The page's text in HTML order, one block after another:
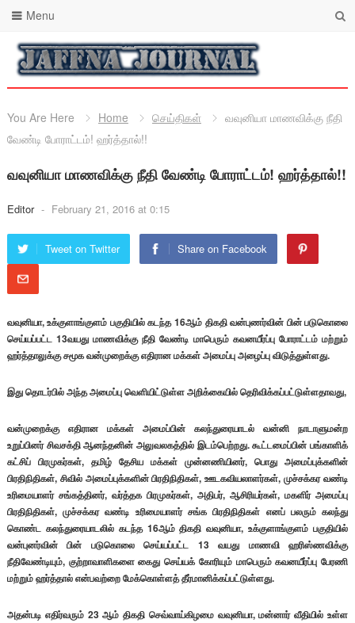
Menu
You Are Here Home செய்திகள்
வவுனியா மாணவிக்கு நீதி
வேண்டி போராட்டம்! ஹர்த்தால்!!
வவுனியா மாணவிக்கு நீதி வேண்டி போராட்டம்! ஹர்த்தால்!!
Editor - February 21, 2016 at 0:15
Tweet on Twitter Share on Facebook
வவுனியா, உக்குளாங்குளம் பகுதியில் கடந்த 16ஆம் திகதி வன்புணர்வின் பின் படுகொலை
செய்யப்பட்ட 13வயது மாணவிக்கு நீதி வேண்டி மாபெரும் கவனயீர்ப்பு போராட்டம் மற்றும்
ஹர்த்தாலுக்கு சமூக வன்முறைக்கு எதிரான மக்கள் அமைப்பு அழைப்பு விடுத்துள்ளது.
இது தொடர்பில் அந்த அமைப்பு வெளியிட்டுள்ள அறிக்கையில் தெரிவிக்கப்பட்டுள்ளதாவது,
வன்முறைக்கு எதிரான மக்கள் அமைப்பின் கலந்துரையாடல் வன்னி நாடாளுமன்ற
உறுப்பினர் சிவசக்தி ஆனந்தனின் அலுவலகத்தில் இடம்பெற்றது. கூட்டமைப்பின் பங்காளிக்
கட்சிப் பிரமுகர்கள், தமிழ் தேசிய மக்கள் முன்னணியினர், பொது அமைப்புக்களின்
பிரதிநிதிகள், சிவில் அமைப்புக்களின் பிரதிநிதிகள், ஊடகவியலாளர்கள், முச்சக்கர வண்டி
உரிமையாளர் சங்கத்தினர், வர்த்தக பிரமுகர்கள், அதிபர், ஆசிரியர்கள், மகளிர் அமைப்பு
பிரதிநிதிகள், முச்சக்கர வண்டி உரிமையாளர் சங்க பிரதிநிதிகள் எனப் பலரும் கலந்து
கொண்ட கலந்துரையாடலில் கடந்த 16ஆம் திகதி வவுனியா, உக்குளாங்குளம் பகுதியில்
வன்புனர்வின் பின் படுகொலை செய்யப்பட்ட 13 வயது மாணவி ஹரிஸ்ணவிக்கு
நீதிவேண்டியும், குற்றாவாளிகளை கைது செய்யக் கோரியும் மாபெரும் கவனயீர்ப்பு பேரணி
மற்றும் ஹர்த்தால் என்பவற்றை மேக்கொள்ளத் தீர்மானிக்கப்பட்டுள்ளது.
அதன்படி எதிர்வரும் 23 ஆம் திகதி செவ்வாய்கிழமை வவுனியா, மன்னார் வீதியில் உள்ள